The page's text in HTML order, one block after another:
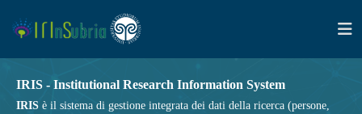
IRIS - Institutional Research Information System
IRIS è il sistema di gestione integrata dei dati della ricerca (persone,